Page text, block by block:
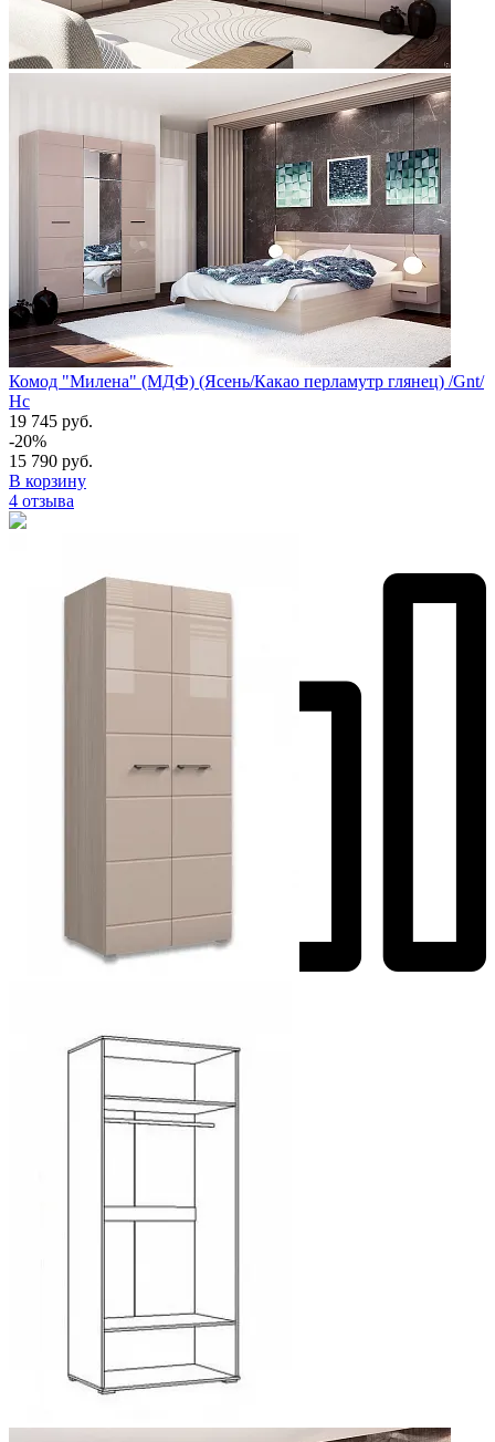
Комод "Милена" (МДФ) (Ясень/Какао перламутр глянец) /Gnt/
Нс
19 745 руб.
-20%
15 790 руб.
В корзину
4 отзыва